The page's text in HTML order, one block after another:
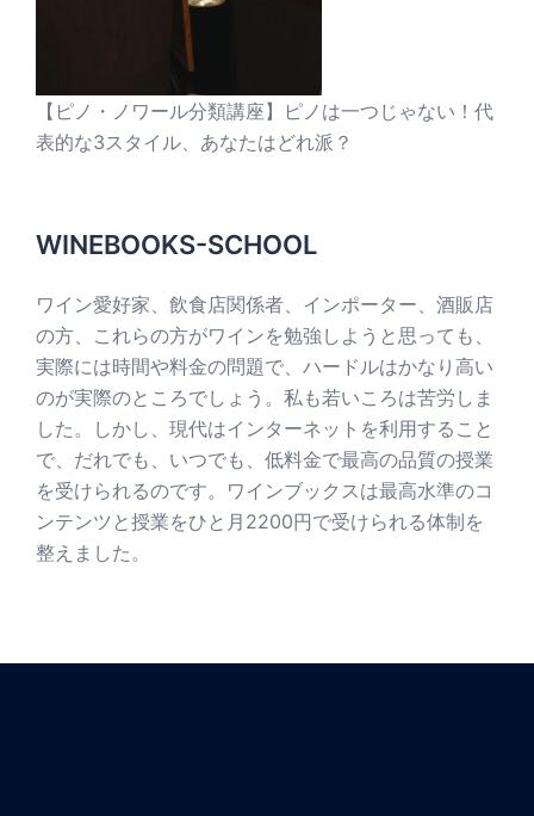
【ピノ・ノワール分類講座】ピノは一つじゃない！代
表的な3スタイル、あなたはどれ派？
WINEBOOKS-SCHOOL
ワイン愛好家、飲食店関係者、インポーター、酒販店
の方、これらの方がワインを勉強しようと思っても、
実際には時間や料金の問題で、ハードルはかなり高い
のが実際のところでしょう。私も若いころは苦労しま
した。しかし、現代はインターネットを利用すること
で、だれでも、いつでも、低料金で最高の品質の授業
を受けられるのです。ワインブックスは最高水準のコ
ンテンツと授業をひと月2200円で受けられる体制を
整えました。